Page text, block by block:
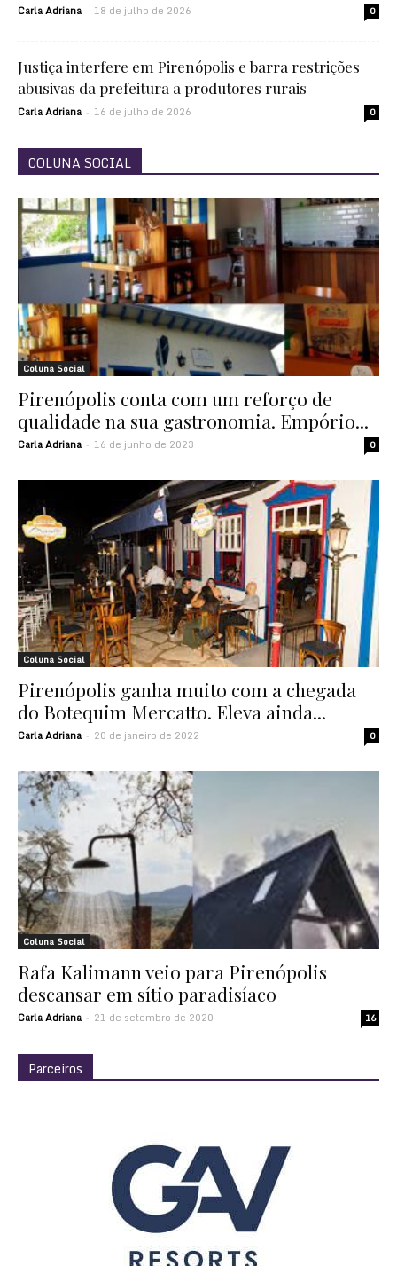
Carla Adriana - 18 de julho de 2026 0
Justiça interfere em Pirenópolis e barra restrições
abusivas da prefeitura a produtores rurais
Carla Adriana - 16 de julho de 2026 0
COLUNA SOCIAL
Coluna Social
Pirenópolis conta com um reforço de
qualidade na sua gastronomia. Empório...
Carla Adriana - 16 de junho de 2023 0
Coluna Social
Pirenópolis ganha muito com a chegada
do Botequim Mercatto. Eleva ainda...
Carla Adriana - 20 de janeiro de 2022 0
Coluna Social
Rafa Kalimann veio para Pirenópolis
descansar em sítio paradisíaco
Carla Adriana - 21 de setembro de 2020 16
Parceiros